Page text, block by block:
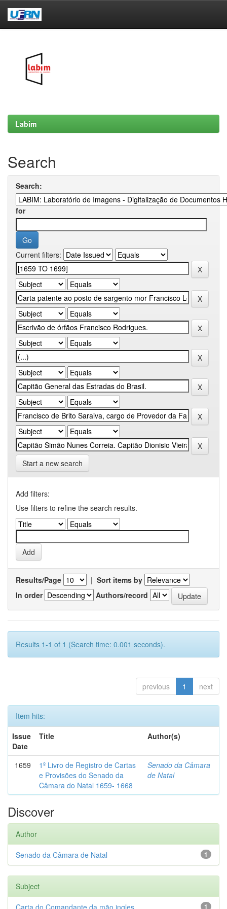
Labim
Search
Search:
for
Current filters:
Start a new search
Add filters:
Use filters to refine the search results.
Results/Page | Sort items by
In order
Authors/record
Results 1-1 of 1 (Search time: 0.001 seconds).
previous 1 next
Item hits:
Issue
Date
Title Author(s)
1659
1º Livro de Registro de Cartas
e Provisões do Senado da
Câmara do Natal 1659- 1668
Senado da Câmara
de Natal
Discover
Author
1
Senado da Câmara de Natal
Subject
1
Carta do Comandante da mão ingles...